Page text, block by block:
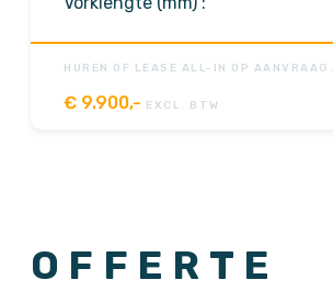
HUREN OF LEASE ALL-IN OP AANVRAAG.
€ 9.900,- EXCL. BTW
OFFERTE